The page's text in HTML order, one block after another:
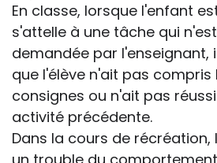
En classe, lorsque l'enfant
s'attelle à une tâche qui
demandée par l'enseignant,
que l'élève n'ait pas compris
consignes ou n'ait pas
activité précédente.
Dans la cours de récréation,